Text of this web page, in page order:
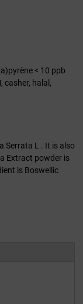
< 10 ppb
casher, halal,
Serrata L . It is also
Extract powder is
is Boswellic